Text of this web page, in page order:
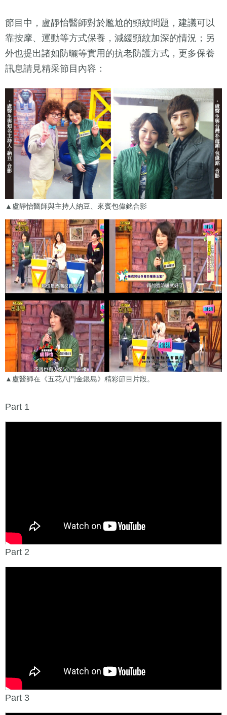
節目中，盧靜怡醫師對於尷尬的頸紋問題，建議可以
靠按摩、運動等方式保養，減緩頸紋加深的情況；另
外也提出諸如防曬等實用的抗老防護方式，更多保養
訊息請見精采節目內容：
▲盧靜怡醫師與主持人納豆、來賓包偉銘合影
▲盧醫師在《五花八門金銀島》精彩節目片段。
Part 1
Part 2
Part 3